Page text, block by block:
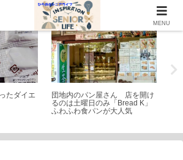
たダイエ
シニアライフ
団地内のパン屋さん 店を開け
るのは土曜日のみ「Bread K」
ふわふわ食パンが大人気
MENU